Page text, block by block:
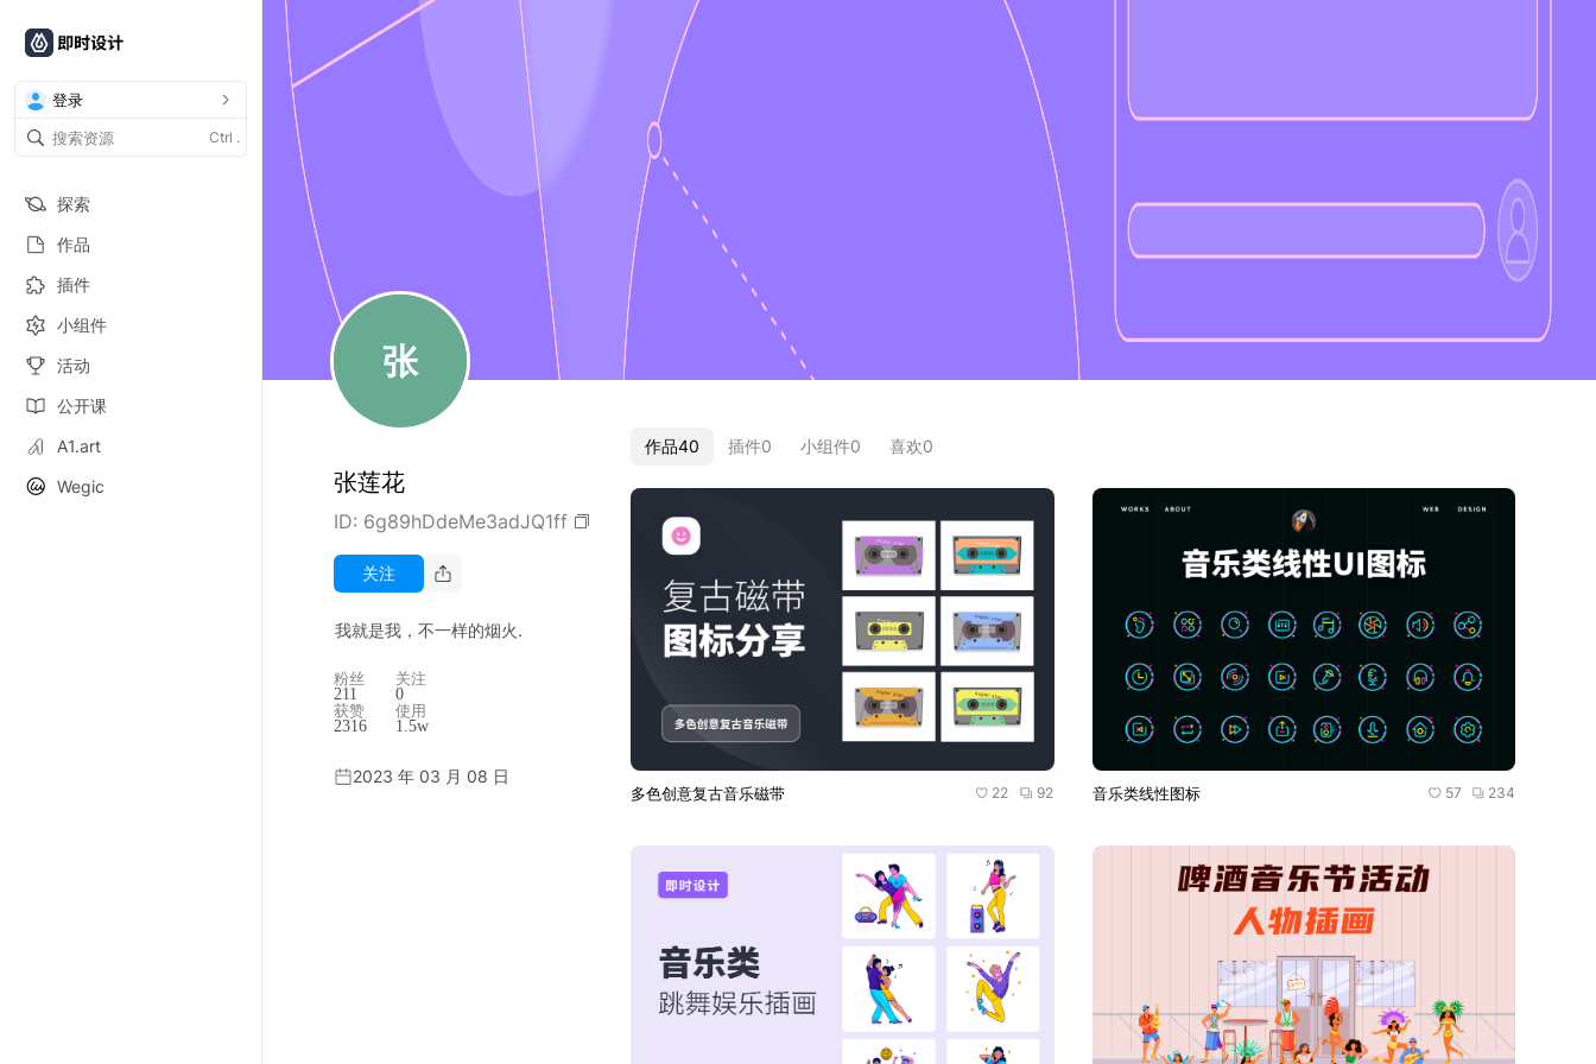
登录
Ctrl .
探索
作品
插件
小组件
活动
公开课
A1.art
Wegic
张
张莲花
ID: 6g89hDdeMe3adJQ1ff
关注
我就是我，不一样的烟火.
粉丝
211
关注
0
获赞
2316
使用
1.5w
2023 年 03 月 08 日
作品40 插件0 小组件0 喜欢0
多色创意复古音乐磁带
22
92
音乐类线性图标
57
234
加载失败，刷新